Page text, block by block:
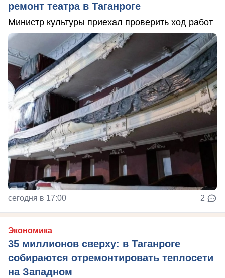
ремонт театра в Таганроге
Министр культуры приехал проверить ход работ
сегодня в 17:00 2
Экономика
35 миллионов сверху: в Таганроге
собираются отремонтировать теплосети
на Западном